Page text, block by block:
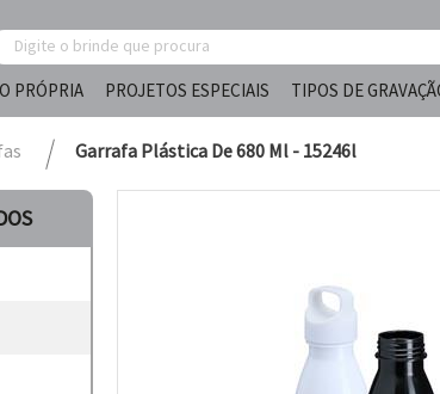
PRÓPRIA PROJETOS ESPECIAIS TIPOS DE
Garrafa Plástica De 680 Ml - 15246l